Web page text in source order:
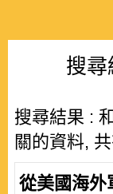
搜尋
搜尋結果 :
關的資料,
從美國海外